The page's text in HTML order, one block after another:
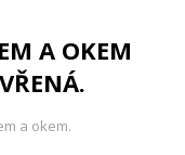
A OKEM
a okem.